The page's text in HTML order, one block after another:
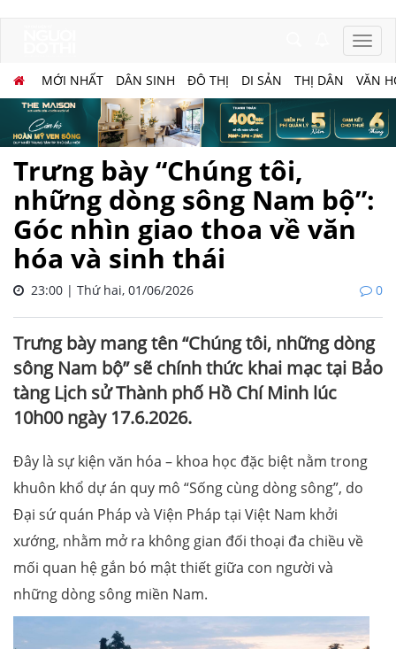
MỚI NHẤT DÂN SINH ĐÔ THỊ DI SẢN THỊ DÂN VĂN
Trưng bày “Chúng tôi,
những dòng sông Nam bộ”:
Góc nhìn giao thoa về văn
hóa và sinh thái
23:00 | Thứ hai, 01/06/2026 0
Trưng bày mang tên “Chúng tôi, những dòng
sông Nam bộ” sẽ chính thức khai mạc tại Bảo
tàng Lịch sử Thành phố Hồ Chí Minh lúc
10h00 ngày 17.6.2026.
Đây là sự kiện văn hóa – khoa học đặc biệt nằm trong
khuôn khổ dự án quy mô “Sống cùng dòng sông”, do
Đại sứ quán Pháp và Viện Pháp tại Việt Nam khởi
xướng, nhằm mở ra không gian đối thoại đa chiều về
mối quan hệ gắn bó mật thiết giữa con người và
những dòng sông miền Nam.